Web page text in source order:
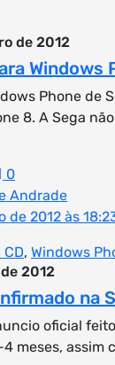
de 2012
Windows
Phone de
8. A Sega
0
Andrade
de 2012 às
, Windows
2012
na
oficial
assim